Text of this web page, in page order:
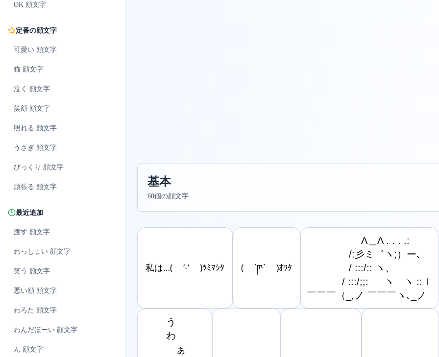
OK 顔文字
定番の顔文字
可愛い 顔文字
猫 顔文字
泣く 顔文字
笑顔 顔文字
照れる 顔文字
うさぎ 顔文字
びっくり 顔文字
頑張る 顔文字
最近追加
渡す 顔文字
わっしょい 顔文字
笑う 顔文字
悪い顔 顔文字
わろた 顔文字
わんだほーい 顔文字
ん 顔文字
基本
60個の顔文字
私は…( ‘-‘ )ﾂﾐﾏｼﾀ ( ´ཫ` )ｵﾜﾀ
Λ＿Λ . . . .:
/:彡ミ゛ヽ;）ー､
/ :::/:: ヽ、
/ :::/;;: 　 ヽ　ヽ ::ｌ
￣￣￣（_,ノ ￣￣￣ヽ､_ノ
う
わ
ぁ